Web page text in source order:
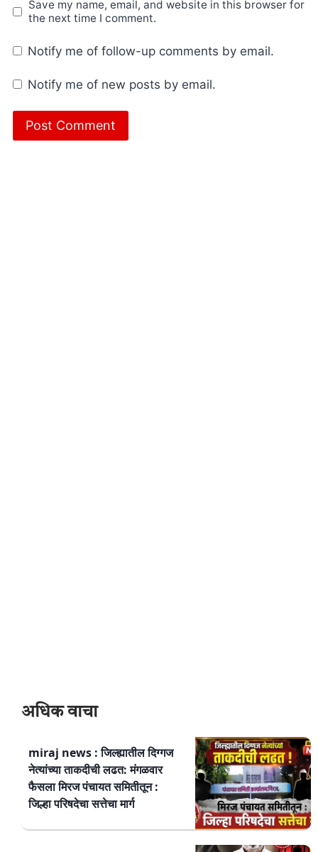
Save my name, email, and website in this browser for
the next time I comment.
Notify me of follow-up comments by email.
Notify me of new posts by email.
अधिक वाचा
miraj news : जिल्ह्यातील दिग्गज
नेत्यांच्या ताकदीची लढत: मंगळवार
फैसला मिरज पंचायत समितीतून :
जिल्हा परिषदेचा सत्तेचा मार्ग